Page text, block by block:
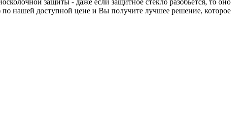
по нашей доступной цене и Вы получите лучшее решение, которое